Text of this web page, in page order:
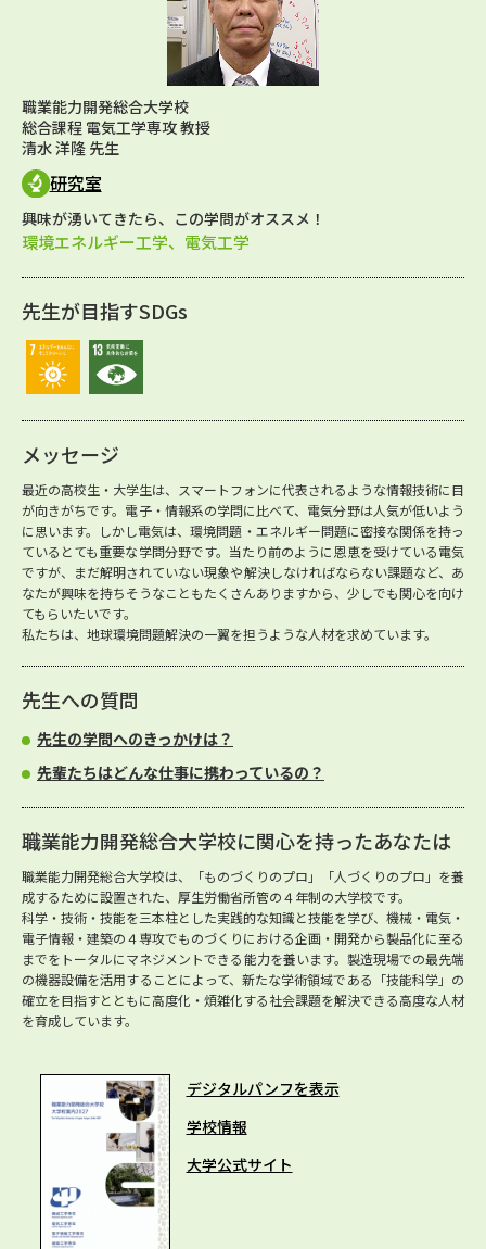
職業能力開発総合大学校
総合課程 電気工学専攻 教授
清水 洋隆 先生
研究室
興味が湧いてきたら、この学問がオススメ！
環境エネルギー工学、電気工学
先生が目指すSDGs
メッセージ
最近の高校生・大学生は、スマートフォンに代表されるような情報技術に目
が向きがちです。電子・情報系の学問に比べて、電気分野は人気が低いよう
に思います。しかし電気は、環境問題・エネルギー問題に密接な関係を持っ
ているとても重要な学問分野です。当たり前のように恩恵を受けている電気
ですが、まだ解明されていない現象や解決しなければならない課題など、あ
なたが興味を持ちそうなこともたくさんありますから、少しでも関心を向け
てもらいたいです。
私たちは、地球環境問題解決の一翼を担うような人材を求めています。
先生への質問
先生の学問へのきっかけは？
先輩たちはどんな仕事に携わっているの？
職業能力開発総合大学校に関心を持ったあなたは
職業能力開発総合大学校は、「ものづくりのプロ」「人づくりのプロ」を養
成するために設置された、厚生労働省所管の４年制の大学校です。
科学・技術・技能を三本柱とした実践的な知識と技能を学び、機械・電気・
電子情報・建築の４専攻でものづくりにおける企画・開発から製品化に至る
までをトータルにマネジメントできる能力を養います。製造現場での最先端
の機器設備を活用することによって、新たな学術領域である「技能科学」の
確立を目指すとともに高度化・煩雑化する社会課題を解決できる高度な人材
を育成しています。
デジタルパンフを表示
学校情報
大学公式サイト